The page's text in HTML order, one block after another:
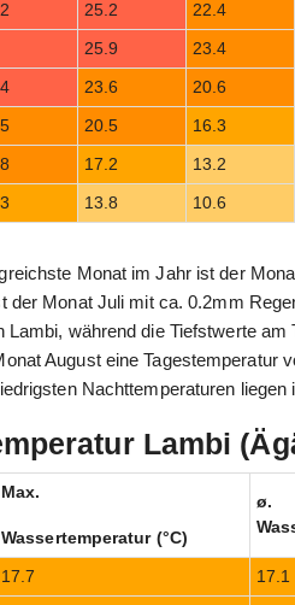
25.2 22.4
25.9 23.4
23.6 20.6
20.5 16.3
17.2 13.2
13.8 10.6
Monat im Jahr ist der
der Monat Juli mit ca. 0.2mm
Lambi, während die Tiefstwerte
August eine Tagestemperatur
Nachttemperaturen liegen
Lambi
Max.
Wassertemperatur (°C)
ø.
17.7 17.1